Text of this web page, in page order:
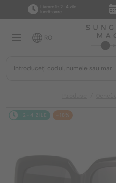
Livrare în 2–4 zile
lucrătoare
RO
2-4 ZILE -18%